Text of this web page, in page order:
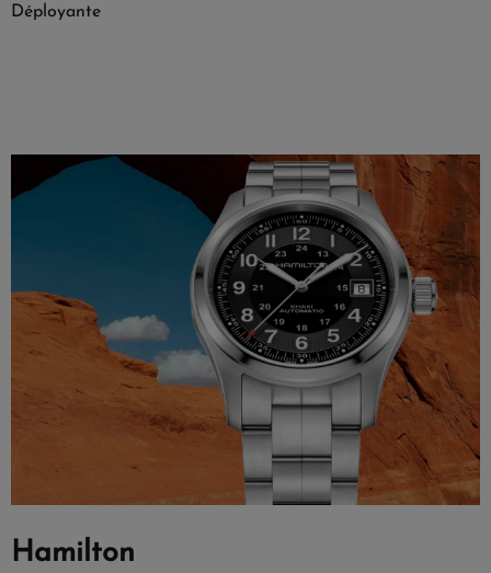
Déployante
Hamilton